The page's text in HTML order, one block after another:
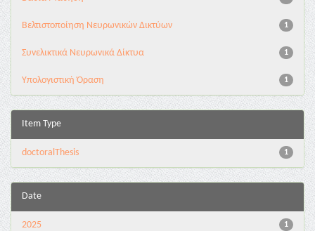
1
Βελτιστοποίηση Νευρωνικών Δικτύων
1
Συνελικτικά Νευρωνικά Δίκτυα
1
Υπολογιστική Όραση
Item Type
1
doctoralThesis
Date
1
2025